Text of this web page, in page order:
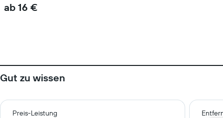
ab 16 €
Gut zu wissen
Preis-Leistung